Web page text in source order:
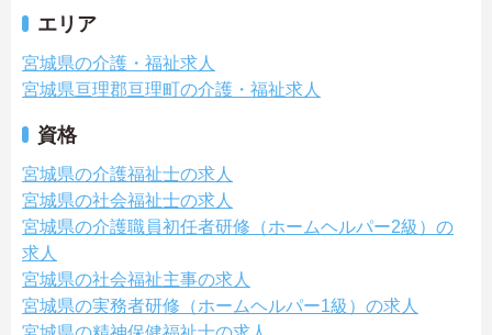
エリア
宮城県の介護・福祉求人
宮城県亘理郡亘理町の介護・福祉求人
資格
宮城県の介護福祉士の求人
宮城県の社会福祉士の求人
宮城県の介護職員初任者研修（ホームヘルパー2級）の
求人
宮城県の社会福祉主事の求人
宮城県の実務者研修（ホームヘルパー1級）の求人